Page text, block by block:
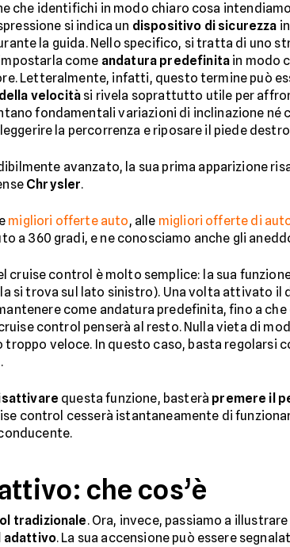
che identifichi in modo chiaro cosa
si indica un dispositivo di sicurezza
la guida. Nello specifico, si tratta di uno
come andatura predefinita in modo
Letteralmente, infatti, questo termine può
velocità si rivela soprattutto utile per
fondamentali variazioni di inclinazione né
la percorrenza e riposare il piede
avanzato, la sua prima apparizione
Chrysler.
migliori offerte auto, alle migliori offerte di
a 360 gradi, e ne conosciamo anche gli
cruise control è molto semplice: la sua
si trova sul lato sinistro). Una volta attivato
come andatura predefinita, fino a
control penserà al resto. Nulla vieta di
veloce. In questo caso, basta regolarsi
.
questa funzione, basterà premere il
control cesserà istantaneamente di
che cos’è
tradizionale. Ora, invece, passiamo a
adattivo. La sua accensione può essere